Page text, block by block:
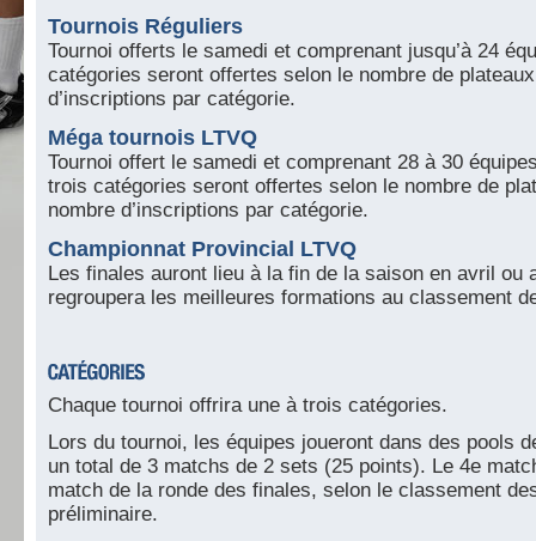
Tournois Réguliers
Tournoi offerts le samedi et comprenant jusqu’à 24
catégories seront offertes selon le nombre de
d’inscriptions par catégorie.
Méga tournois LTVQ
Tournoi offert le samedi et comprenant 28 à 30
trois catégories seront offertes selon le nombre de
nombre d’inscriptions par catégorie.
Championnat Provincial LTVQ
Les finales auront lieu à la fin de la saison en avril ou
regroupera les meilleures formations au classement
Chaque tournoi offrira une à trois catégories.
Lors du tournoi, les équipes joueront dans des pools
un total de 3 matchs de 2 sets (25 points). Le 4e
match de la ronde des finales, selon le classement
préliminaire.